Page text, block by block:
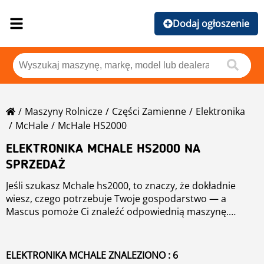
Dodaj ogłoszenie
Maszyny Rolnicze Części Zamienne
Elektronika
McHale
McHale HS2000
ELEKTRONIKA MCHALE HS2000 NA
SPRZEDAŻ
Jeśli szukasz Mchale hs2000, to znaczy, że dokładnie
wiesz, czego potrzebuje Twoje gospodarstwo — a
Mascus pomoże Ci znaleźć odpowiednią maszynę.
kategorii elektronika, zapewniając dostęp do sprzętu
ELEKTRONIKA MCHALE ZNALEZIONO : 6